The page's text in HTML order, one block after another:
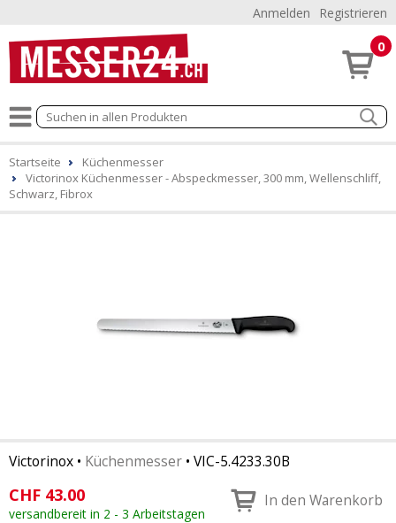
Anmelden Registrieren
0
Startseite
Küchenmesser
Victorinox Küchenmesser - Abspeckmesser, 300 mm, Wellenschliff,
Schwarz, Fibrox
Victorinox • Küchenmesser • VIC-5.4233.30B
CHF 43.00
versandbereit in 2 - 3 Arbeitstagen
In den Warenkorb